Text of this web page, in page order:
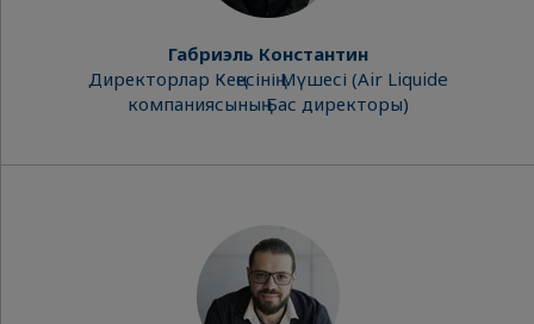
Габриэль Константин
Директорлар Кеңесінің Мүшесі (Air Liquide
компаниясының Бас директоры)